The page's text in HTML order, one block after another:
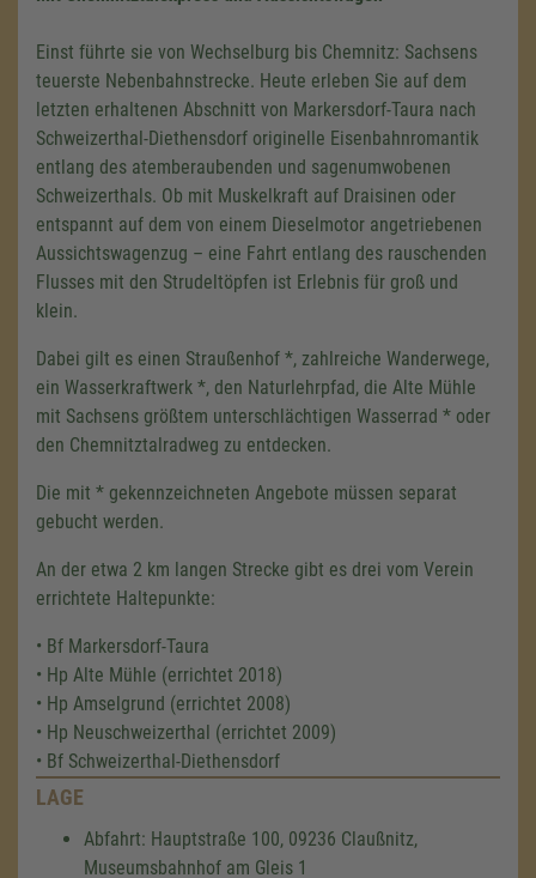
Einst führte sie von Wechselburg bis Chemnitz: Sachsens
teuerste Nebenbahnstrecke. Heute erleben Sie auf dem
letzten erhaltenen Abschnitt von Markersdorf-Taura nach
Schweizerthal-Diethensdorf originelle Eisenbahnromantik
entlang des atemberaubenden und sagenumwobenen
Schweizerthals. Ob mit Muskelkraft auf Draisinen oder
entspannt auf dem von einem Dieselmotor angetriebenen
Aussichtswagenzug – eine Fahrt entlang des rauschenden
Flusses mit den Strudeltöpfen ist Erlebnis für groß und
klein.
Dabei gilt es einen Straußenhof *, zahlreiche Wanderwege,
ein Wasserkraftwerk *, den Naturlehrpfad, die Alte Mühle
mit Sachsens größtem unterschlächtigen Wasserrad * oder
den Chemnitztalradweg zu entdecken.
Die mit * gekennzeichneten Angebote müssen separat
gebucht werden.
An der etwa 2 km langen Strecke gibt es drei vom Verein
errichtete Haltepunkte:
• Bf Markersdorf-Taura
• Hp Alte Mühle (errichtet 2018)
• Hp Amselgrund (errichtet 2008)
• Hp Neuschweizerthal (errichtet 2009)
• Bf Schweizerthal-Diethensdorf
LAGE
Abfahrt: Hauptstraße 100, 09236 Claußnitz,
Museumsbahnhof am Gleis 1